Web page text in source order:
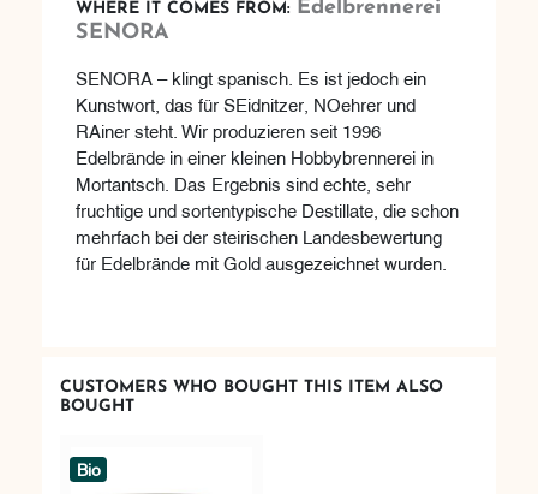
WHERE IT COMES FROM: Edelbrennerei
SENORA
SENORA – klingt spanisch. Es ist jedoch ein
Kunstwort, das für SEidnitzer, NOehrer und
RAiner steht. Wir produzieren seit 1996
Edelbrände in einer kleinen Hobbybrennerei in
Mortantsch. Das Ergebnis sind echte, sehr
fruchtige und sortentypische Destillate, die schon
mehrfach bei der steirischen Landesbewertung
für Edelbrände mit Gold ausgezeichnet wurden.
CUSTOMERS WHO BOUGHT THIS ITEM ALSO
BOUGHT
Bio